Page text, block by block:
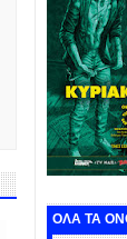
ΟΛΑ ΤΑ